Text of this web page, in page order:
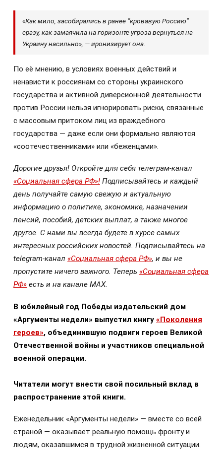
«Как мило, засобирались в ранее “кровавую Россию”
сразу, как замаячила на горизонте угроза вернуться на
Украину насильно», — иронизирует она.
По её мнению, в условиях военных действий и
ненависти к россиянам со стороны украинского
государства и активной диверсионной деятельности
против России нельзя игнорировать риски, связанные
с массовым притоком лиц из враждебного
государства — даже если они формально являются
«соотечественниками» или «беженцами».
Дорогие друзья! Откройте для себя телеграм-канал
«Социальная сфера РФ»! Подписывайтесь и каждый
день получайте самую свежую и актуальную
информацию о политике, экономике, назначении
пенсий, пособий, детских выплат, а также многое
другое. С нами вы всегда будете в курсе самых
интересных российских новостей. Подписывайтесь на
telegram-канал «Социальная сфера РФ», и вы не
пропустите ничего важного. Теперь «Социальная сфера
РФ» есть и на канале МАХ.
В юбилейный год Победы издательский дом
«Аргументы недели» выпустил книгу «Поколения
героев», объединившую подвиги героев Великой
Отечественной войны и участников специальной
военной операции.
Читатели могут внести свой посильный вклад в
распространение этой книги.
Еженедельник «Аргументы недели» — вместе со всей
страной — оказывает реальную помощь фронту и
людям, оказавшимся в трудной жизненной ситуации.